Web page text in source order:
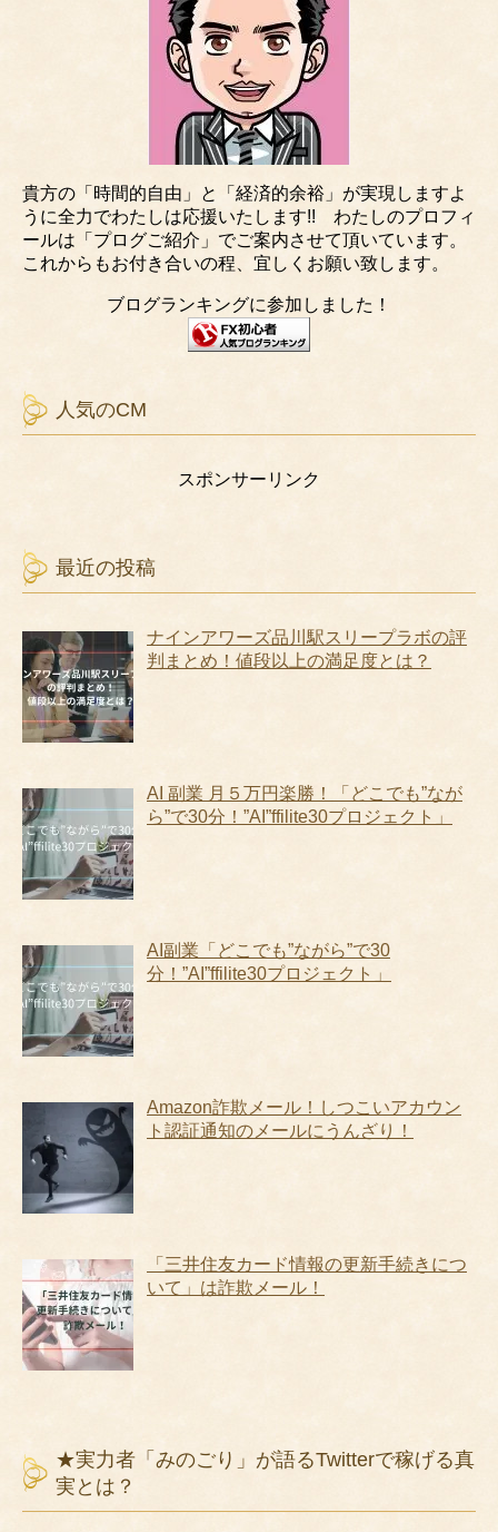
貴方の「時間的自由」と「経済的余裕」が実現しますよ
うに全力でわたしは応援いたします!! わたしのプロフィ
ールは「プログご紹介」でご案内させて頂いています。
これからもお付き合いの程、宜しくお願い致します。
ブログランキングに参加しました！
人気のCM
スポンサーリンク
最近の投稿
ナインアワーズ品川駅スリープラボの評
判まとめ！値段以上の満足度とは？
AI 副業 月５万円楽勝！「どこでも”なが
ら”で30分！”AI”ffilite30プロジェクト」
AI副業「どこでも”ながら”で30
分！”AI”ffilite30プロジェクト」
Amazon詐欺メール！しつこいアカウン
ト認証通知のメールにうんざり！
「三井住友カード情報の更新手続きにつ
いて」は詐欺メール！
★実力者「みのごり」が語るTwitterで稼げる真
実とは？